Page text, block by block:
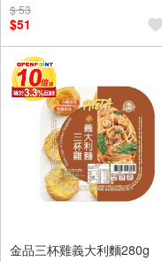
$ 53
$51
金品三杯雞義大利麵280g